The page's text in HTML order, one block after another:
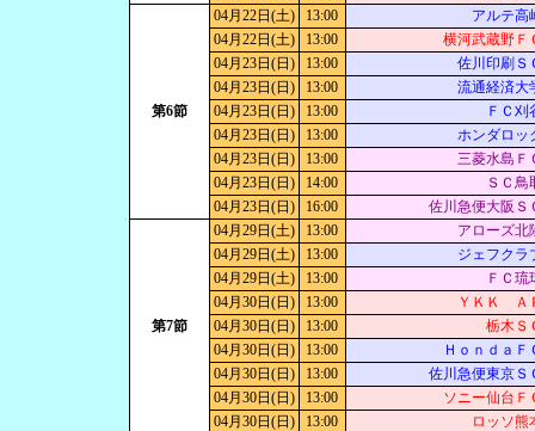
第6節
04月22日(土) 13:00
アルテ高
04月22日(土)
13:00
横河武蔵野Ｆ
04月23日(日)
13:00
佐川印刷Ｓ
04月23日(日)
13:00
流通経済大
04月23日(日)
13:00
ＦＣ刈
04月23日(日)
13:00
ホンダロッ
04月23日(日)
13:00
三菱水島Ｆ
04月23日(日)
14:00
ＳＣ鳥
04月23日(日)
16:00 佐川急便大阪Ｓ
第7節
04月29日(土) 13:00
アローズ北
04月29日(土)
13:00
ジェフクラ
04月29日(土)
13:00
ＦＣ琉
04月30日(日)
13:00
ＹＫＫ Ａ
04月30日(日)
13:00
栃木Ｓ
04月30日(日)
13:00
ＨｏｎｄａＦ
04月30日(日)
13:00
佐川急便東京Ｓ
04月30日(日)
13:00
ソニー仙台Ｆ
04月30日(日)
13:00 ロッソ熊